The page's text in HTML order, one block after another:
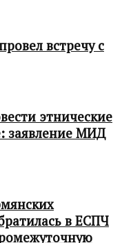
встречу с
этнические
заявление МИД
в ЕСПЧ